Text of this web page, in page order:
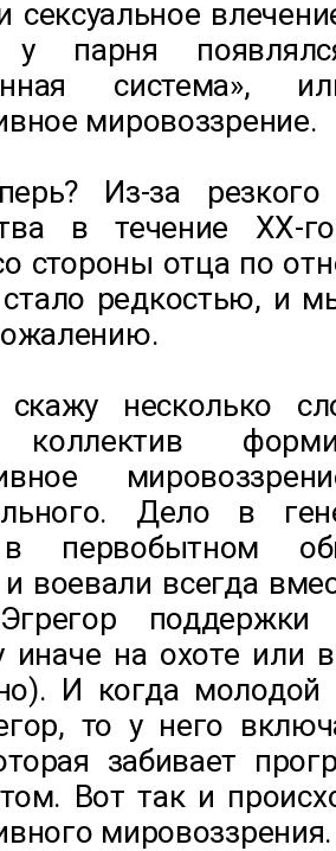
сексуальное
парня
система»,
мировоззрение.
Из-за
в течение ХХ-
стороны отца по
редкостью, и
несколько
коллектив
Дело в
первобытном
воевали всегда
иначе на охоте
И когда молодой
то у него
забивает
Вот так и
мировоззрения.